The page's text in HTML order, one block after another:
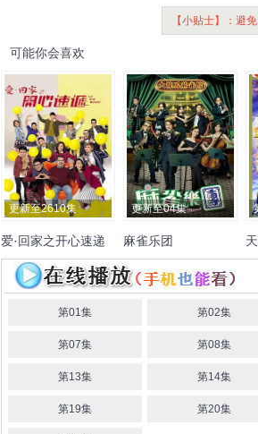
【小贴士】：避
可能你会喜欢
更新至2610集
爱·回家之开心速递
刘丹 单立文 汤盈盈 吕慧
罗乐林 马贯东 苏韵姿
陈浚霆 吴伟豪
更新至04集
麻雀乐团
谭俊彦 李佳芯 郭柏妍 姜
大卫 韦家雄 黄庭锋 谢东
胡敏芝 梁荺苓
廖家爵 庄易羚
第01集 第02集
第07集 第08集
第13集 第14集
第19集 第20集